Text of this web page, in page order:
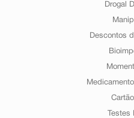
Drogal
Descontos